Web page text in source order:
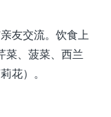
友交流。饮食上
菜、菠菜、西兰
花）。